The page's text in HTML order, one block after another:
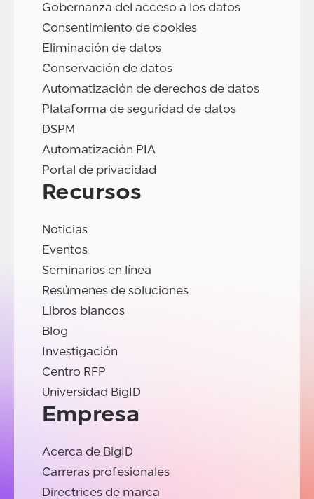
Gobernanza del acceso a los datos
Consentimiento de cookies
Eliminación de datos
Conservación de datos
Automatización de derechos de datos
Plataforma de seguridad de datos
DSPM
Automatización PIA
Portal de privacidad
Recursos
Noticias
Eventos
Seminarios en línea
Resúmenes de soluciones
Libros blancos
Blog
Investigación
Centro RFP
Universidad BigID
Empresa
Acerca de BigID
Carreras profesionales
Directrices de marca